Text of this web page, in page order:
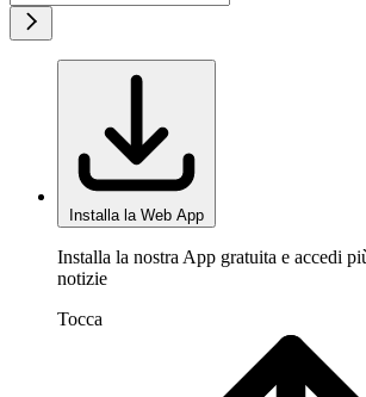
Installa la Web App
Installa la nostra App gratuita e accedi
notizie
Tocca